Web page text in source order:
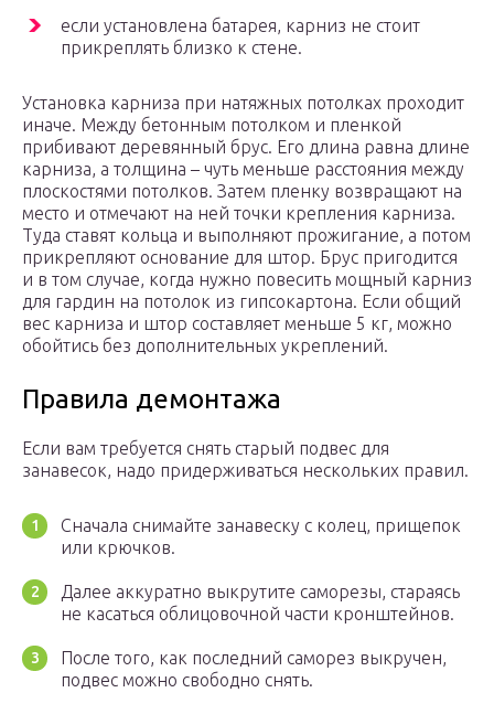
если установлена батарея, карниз не стоит
прикреплять близко к стене.
Установка карниза при натяжных потолках проходит
иначе. Между бетонным потолком и пленкой
прибивают деревянный брус. Его длина равна длине
карниза, а толщина – чуть меньше расстояния между
плоскостями потолков. Затем пленку возвращают на
место и отмечают на ней точки крепления карниза.
Туда ставят кольца и выполняют прожигание, а потом
прикрепляют основание для штор. Брус пригодится
и в том случае, когда нужно повесить мощный карниз
для гардин на потолок из гипсокартона. Если общий
вес карниза и штор составляет меньше 5 кг, можно
обойтись без дополнительных укреплений.
Правила демонтажа
Если вам требуется снять старый подвес для
занавесок, надо придерживаться нескольких правил.
Сначала снимайте занавеску с колец, прищепок
или крючков.
Далее аккуратно выкрутите саморезы, стараясь
не касаться облицовочной части кронштейнов.
После того, как последний саморез выкручен,
подвес можно свободно снять.